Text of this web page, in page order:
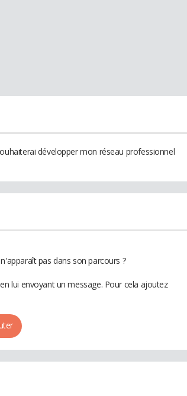
développer mon réseau professionnel
pas dans son parcours ?
lui envoyant un message. Pour cela ajoutez